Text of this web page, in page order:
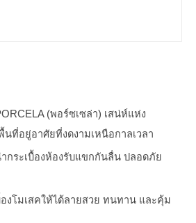
(พอร์ซเซล่า) เสน่ห์แห่ง
ที่อยู่อาศัยที่งดงามเหนือกาลเวลา
ระเบื้องห้องรับแขกกันลื่น ปลอดภัย
งโมเสคให้ได้ลายสวย ทนทาน และคุ้ม